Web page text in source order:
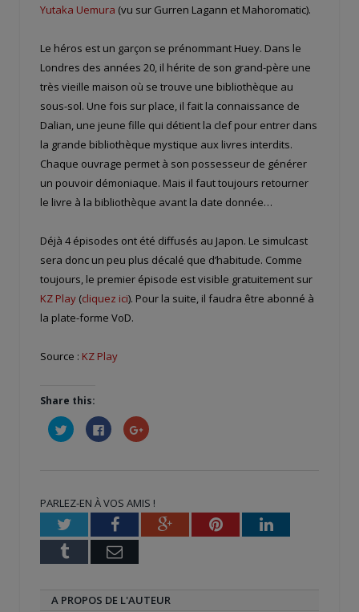
Yutaka Uemura (vu sur Gurren Lagann et Mahoromatic).
Le héros est un garçon se prénommant Huey. Dans le
Londres des années 20, il hérite de son grand-père une
très vieille maison où se trouve une bibliothèque au
sous-sol. Une fois sur place, il fait la connaissance de
Dalian, une jeune fille qui détient la clef pour entrer dans
la grande bibliothèque mystique aux livres interdits.
Chaque ouvrage permet à son possesseur de générer
un pouvoir démoniaque. Mais il faut toujours retourner
le livre à la bibliothèque avant la date donnée…
Déjà 4 épisodes ont été diffusés au Japon. Le simulcast
sera donc un peu plus décalé que d’habitude. Comme
toujours, le premier épisode est visible gratuitement sur
KZ Play (cliquez ici). Pour la suite, il faudra être abonné à
la plate-forme VoD.
Source : KZ Play
Share this:
Cliquez
pour
partager
nouvelle
fenêtre)
Cliquez
pour
partager
fenêtre)
Cliquez
pour
nouvelle
fenêtre)
PARLEZ-EN À VOS AMIS !
TwitterFacebookGoogle+PinterestLinkedIn
Tumblr Email
A PROPOS DE L'AUTEUR